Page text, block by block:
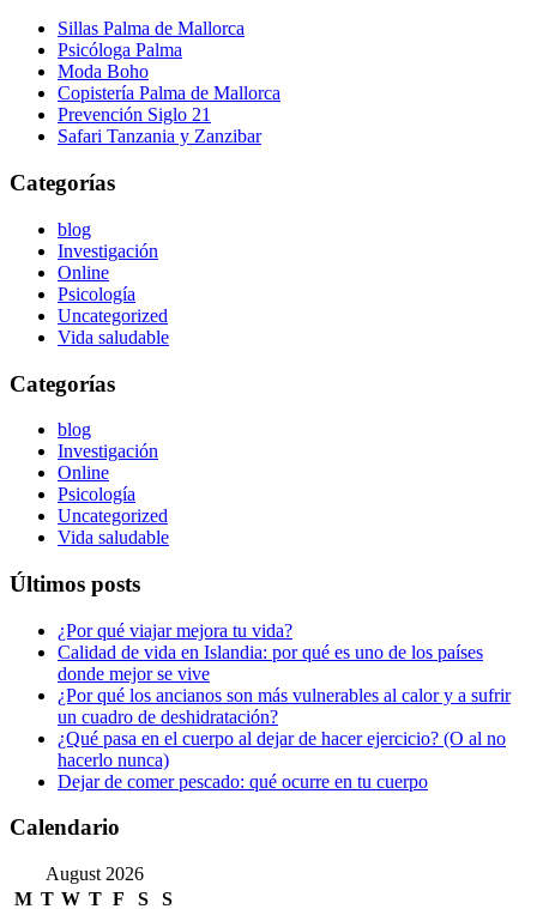
Sillas Palma de Mallorca
Psicóloga Palma
Moda Boho
Copistería Palma de Mallorca
Prevención Siglo 21
Safari Tanzania y Zanzibar
Categorías
blog
Investigación
Online
Psicología
Uncategorized
Vida saludable
Categorías
blog
Investigación
Online
Psicología
Uncategorized
Vida saludable
Últimos posts
¿Por qué viajar mejora tu vida?
Calidad de vida en Islandia: por qué es uno de los países
donde mejor se vive
¿Por qué los ancianos son más vulnerables al calor y a sufrir
un cuadro de deshidratación?
¿Qué pasa en el cuerpo al dejar de hacer ejercicio? (O al no
hacerlo nunca)
Dejar de comer pescado: qué ocurre en tu cuerpo
Calendario
August 2026
M T W T F S S